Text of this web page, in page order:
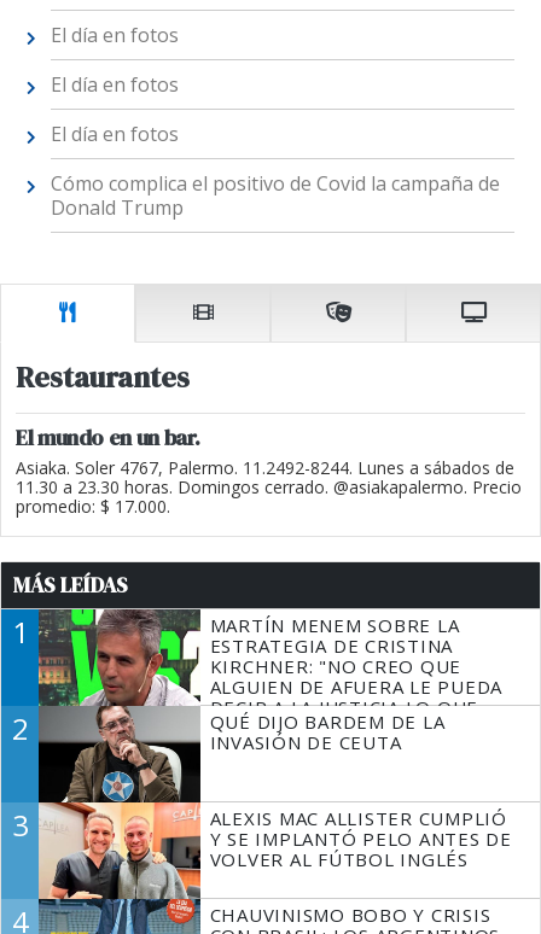
El día en fotos
El día en fotos
El día en fotos
Cómo complica el positivo de Covid la campaña de
Donald Trump
Restaurantes
El mundo en un bar.
Asiaka. Soler 4767, Palermo. 11.2492-8244. Lunes a sábados de
11.30 a 23.30 horas. Domingos cerrado. @asiakapalermo. Precio
promedio: $ 17.000.
MÁS LEÍDAS
1
MARTÍN MENEM SOBRE LA
ESTRATEGIA DE CRISTINA
KIRCHNER: "NO CREO QUE
ALGUIEN DE AFUERA LE PUEDA
DECIR A LA JUSTICIA LO QUE
TIENE QUE HACER"
2
QUÉ DIJO BARDEM DE LA
INVASIÓN DE CEUTA
3
ALEXIS MAC ALLISTER CUMPLIÓ
Y SE IMPLANTÓ PELO ANTES DE
VOLVER AL FÚTBOL INGLÉS
4
CHAUVINISMO BOBO Y CRISIS